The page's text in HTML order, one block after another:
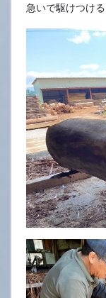
急いで駆けつける